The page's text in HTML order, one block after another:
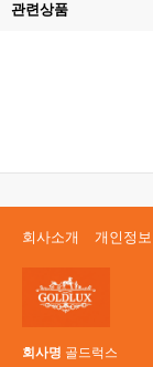
관련상품
회사소개 개인정보
회사명 골드럭스